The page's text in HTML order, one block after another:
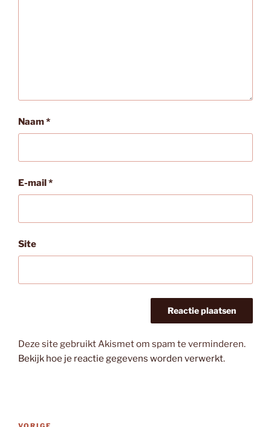
Naam*
E-mail*
Site
Deze site gebruikt Akismet om spam te verminderen.
Bekijk hoe je reactie gegevens worden verwerkt.
Bericht